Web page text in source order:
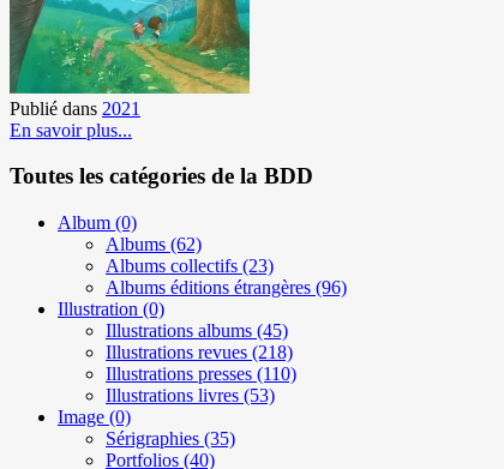
Publié dans 2021
En savoir plus...
Toutes les catégories de la BDD
Album (0)
Albums (62)
Albums collectifs (23)
Albums éditions étrangères (96)
Illustration (0)
Illustrations albums (45)
Illustrations revues (218)
Illustrations presses (110)
Illustrations livres (53)
Image (0)
Sérigraphies (35)
Portfolios (40)